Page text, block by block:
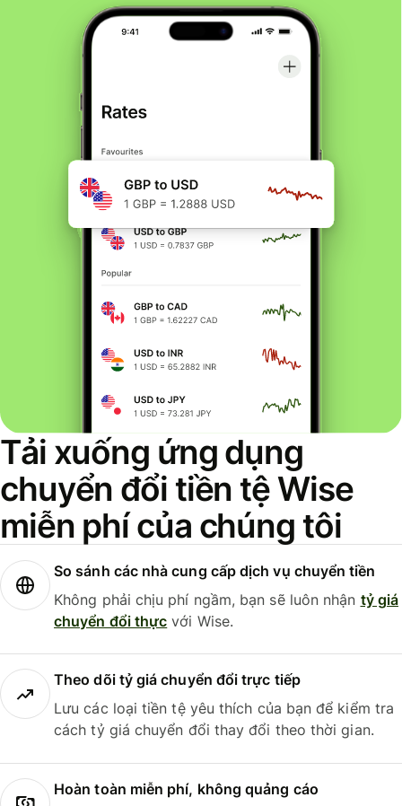
Tải xuống ứng dụng
chuyển đổi tiền tệ Wise
miễn phí của chúng tôi
So sánh các nhà cung cấp dịch vụ chuyển tiền
Không phải chịu phí ngầm, bạn sẽ luôn nhận tỷ giá
chuyển đổi thực với Wise.
Theo dõi tỷ giá chuyển đổi trực tiếp
Lưu các loại tiền tệ yêu thích của bạn để kiểm tra
cách tỷ giá chuyển đổi thay đổi theo thời gian.
Hoàn toàn miễn phí, không quảng cáo